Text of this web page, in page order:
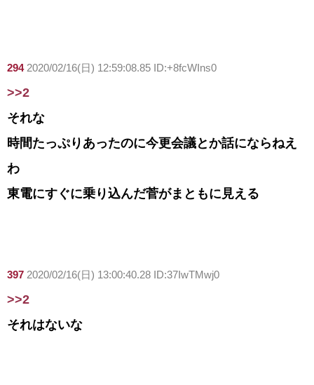
294 2020/02/16(日) 12:59:08.85 ID:+8fcWIns0
>>2
それな
時間たっぷりあったのに今更会議とか話にならねえ
わ
東電にすぐに乗り込んだ菅がまともに見える
397 2020/02/16(日) 13:00:40.28 ID:37IwTMwj0
>>2
それはないな